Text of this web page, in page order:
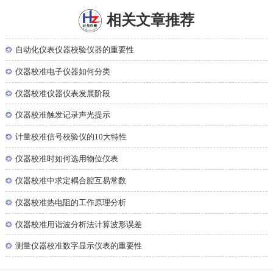
相关文章推荐
◎ 自动化仪表仪器校验仪器的重要性
◎ 仪器校准电子仪器如何分类
◎ 仪器校准仪器仪表发展阶段
◎ 仪器校准触发记录声光提示
◎ 计量校准信号校验仪的10大特性
◎ 仪器校准时如何选用物位仪表
◎ 仪器校准中求定耦合腔互易常数
◎ 仪器校准热电阻的工作原理分析
◎ 仪器校准用诣波分析法计算波形误差
◎ 测量仪器校准数字显示仪表的重要性